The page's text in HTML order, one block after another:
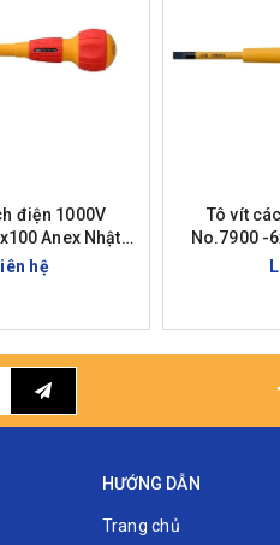
điện 1000V
Anex Nhật
Bảnhệ
Tô vít
No.7900 -
HƯỚNG DẪN
Trang chủ